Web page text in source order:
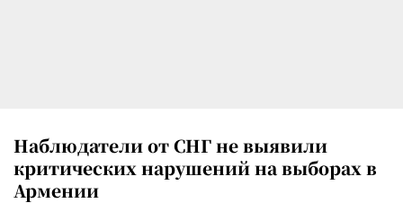
Наблюдатели от СНГ не выявили
критических нарушений на выборах в
Армении